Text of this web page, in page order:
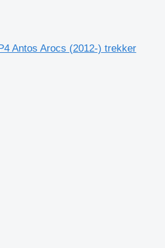
Antos Arocs (2012-) trekker